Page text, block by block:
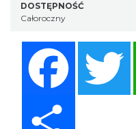
DOSTĘPNOŚĆ
Całoroczny